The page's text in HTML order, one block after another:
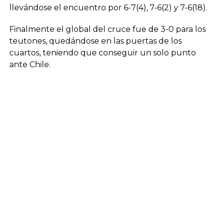
llevándose el encuentro por 6-7(4), 7-6(2) y 7-6(18).
Finalmente el global del cruce fue de 3-0 para los
teutones, quedándose en las puertas de los
cuartos, teniendo que conseguir un solo punto
ante Chile.